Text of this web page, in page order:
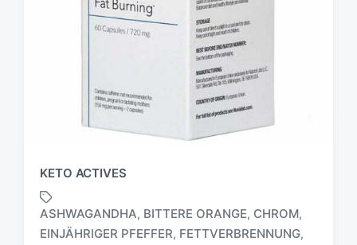
KETO ACTIVES
ASHWAGANDHA, BITTERE ORANGE, CHROM,
EINJÄHRIGER PFEFFER, FETTVERBRENNUNG,